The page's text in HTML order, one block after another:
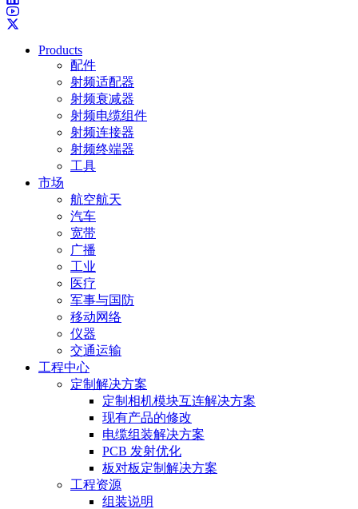
Products
配件
射频适配器
射频衰减器
射频电缆组件
射频连接器
射频终端器
工具
市场
航空航天
汽车
宽带
广播
工业
医疗
军事与国防
移动网络
仪器
交通运输
工程中心
定制解决方案
定制相机模块互连解决方案
现有产品的修改
电缆组装解决方案
PCB 发射优化
板对板定制解决方案
工程资源
组装说明